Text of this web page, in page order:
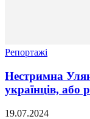
Репортажі
Нестримна
українців, або
19.07.2024